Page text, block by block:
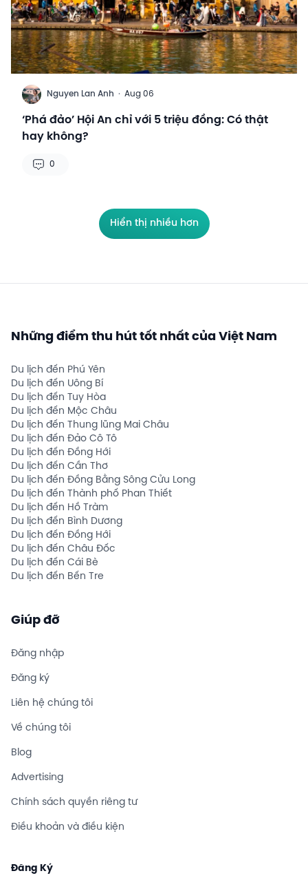
N Nguyen Lan Anh · Aug 06
‘Phá đảo’ Hội An chỉ với 5 triệu đồng: Có thật
hay không?
0
Hiển thị nhiều hơn
Những điểm thu hút tốt nhất của Việt Nam
Du lịch đến Phú Yên
Du lịch đến Uông Bí
Du lịch đến Tuy Hòa
Du lịch đến Mộc Châu
Du lịch đến Thung lũng Mai Châu
Du lịch đến Đảo Cô Tô
Du lịch đến Đồng Hới
Du lịch đến Cần Thơ
Du lịch đến Đồng Bằng Sông Cửu Long
Du lịch đến Thành phố Phan Thiết
Du lịch đến Hồ Tràm
Du lịch đến Bình Dương
Du lịch đến Đồng Hới
Du lịch đến Châu Đốc
Du lịch đến Cái Bè
Du lịch đến Bến Tre
Giúp đỡ
Đăng nhập
Đăng ký
Liên hệ chúng tôi
Về chúng tôi
Blog
Advertising
Chính sách quyền riêng tư
Điều khoản và điều kiện
Đăng Ký